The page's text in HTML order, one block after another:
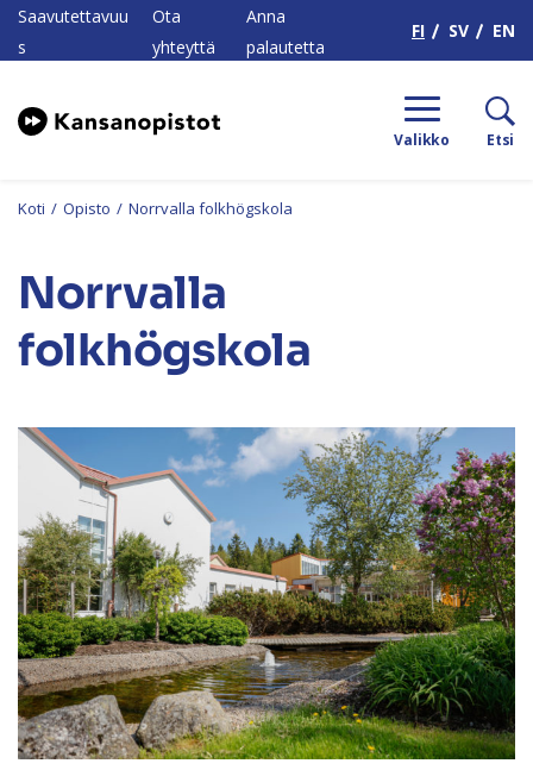
Saavutettavuu
s
Ota
yhteyttä
Anna
palautetta
FI SV EN
Valikko Etsi
Koti / Opisto / Norrvalla folkhögskola
Norrvalla
folkhögskola